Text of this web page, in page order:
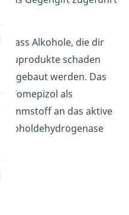
dass Alkohole, die dir
schaden
abgebaut werden. Das
Fomepizol als
an das aktive